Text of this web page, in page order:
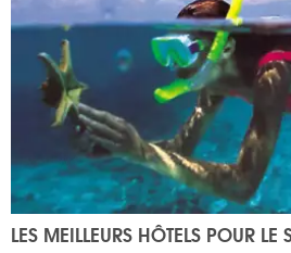
LES MEILLEURS HÔTELS POUR